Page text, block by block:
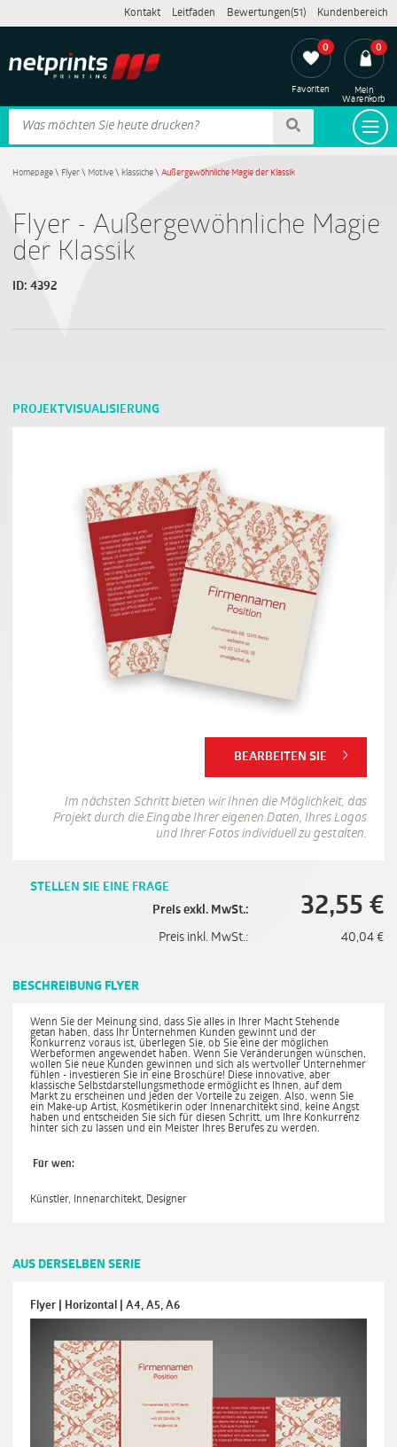
Kontakt Leitfaden Bewertungen(51) Kundenbereich
0
Favoriten
0
Mein
Warenkorb
Homepage\ Flyer\ Motive\ klassiche\ Außergewöhnliche Magie der Klassik
Flyer - Außergewöhnliche Magie
der Klassik
ID: 4392
PROJEKTVISUALISIERUNG
BEARBEITEN SIE
Im nächsten Schritt bieten wir Ihnen die Möglichkeit, das
Projekt durch die Eingabe Ihrer eigenen Daten, Ihres Logos
und Ihrer Fotos individuell zu gestalten.
STELLEN SIE EINE FRAGE
Preis exkl. MwSt.:
32,55 €
Preis inkl. MwSt.: 40,04 €
BESCHREIBUNG FLYER
Wenn Sie der Meinung sind, dass Sie alles in Ihrer Macht Stehende
getan haben, dass Ihr Unternehmen Kunden gewinnt und der
Konkurrenz voraus ist, überlegen Sie, ob Sie eine der möglichen
Werbeformen angewendet haben. Wenn Sie Veränderungen wünschen,
wollen Sie neue Kunden gewinnen und sich als wertvoller Unternehmer
fühlen - investieren Sie in eine Broschüre! Diese innovative, aber
klassische Selbstdarstellungsmethode ermöglicht es Ihnen, auf dem
Markt zu erscheinen und jeden der Vorteile zu zeigen. Also, wenn Sie
ein Make-up Artist, Kosmetikerin oder Innenarchitekt sind, keine Angst
haben und entscheiden Sie sich für diesen Schritt, um Ihre Konkurrenz
hinter sich zu lassen und ein Meister Ihres Berufes zu werden.
Für wen:
Künstler, Innenarchitekt, Designer
AUS DERSELBEN SERIE
Flyer | Horizontal | A4, A5, A6